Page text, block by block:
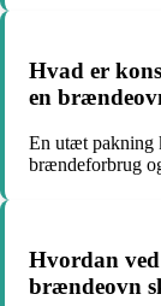
Hvad er
en
En utæt pakning
brændeforbrug
Hvordan
brændeovn